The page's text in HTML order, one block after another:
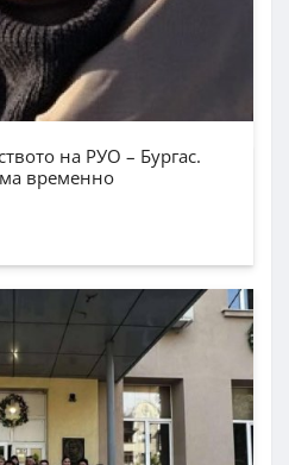
на РУО – Бургас.
временно